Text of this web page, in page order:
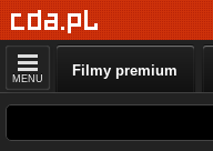
MENU Filmy premium